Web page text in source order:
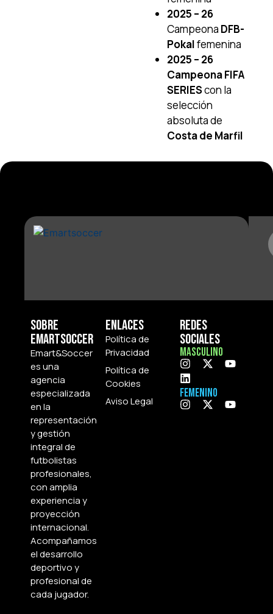
2025 – 26
Campeona DFB-
Pokalfemenina
2025 – 26
Campeona FIFA
SERIEScon la
selección
absoluta de
Costa de Marfil
Sobre
Emartsoccer
Emart&Soccer
es una
agencia
especializada
en la
representación
y gestión
integral de
futbolistas
profesionales,
con amplia
experiencia y
proyección
internacional.
Acompañamos
el desarrollo
deportivo y
profesional de
cada jugador.
Enlaces
Política de
Privacidad
Política de
Cookies
Aviso Legal
Redes
Sociales
Masculino
Femenino